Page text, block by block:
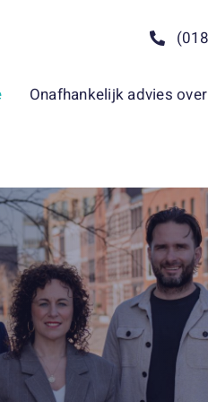
Onafhankelijk advies over